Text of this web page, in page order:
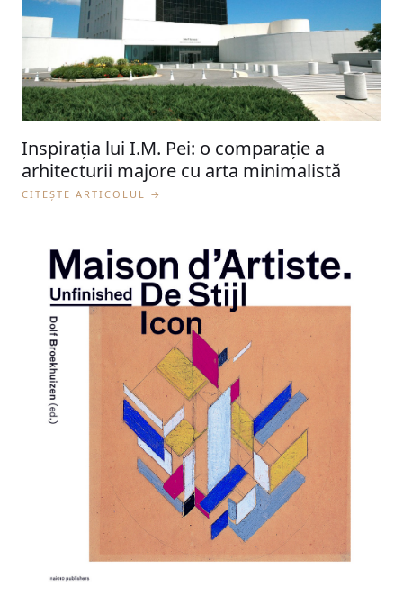
Inspirația lui I.M. Pei: o comparație a
arhitecturii majore cu arta minimalistă
CITEȘTE ARTICOLUL →